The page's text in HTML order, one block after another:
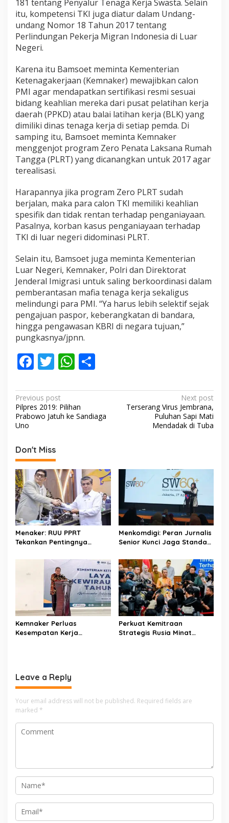
181 tentang Penyalur Tenaga Kerja Swasta. Selain
itu, kompetensi TKI juga diatur dalam Undang-
undang Nomor 18 Tahun 2017 tentang
Perlindungan Pekerja Migran Indonesia di Luar
Negeri.
Karena itu Bamsoet meminta Kementerian
Ketenagakerjaan (Kemnaker) mewajibkan calon
PMI agar mendapatkan sertifikasi resmi sesuai
bidang keahlian mereka dari pusat pelatihan kerja
daerah (PPKD) atau balai latihan kerja (BLK) yang
dimiliki dinas tenaga kerja di setiap pemda. Di
samping itu, Bamsoet meminta Kemnaker
menggenjot program Zero Penata Laksana Rumah
Tangga (PLRT) yang dicanangkan untuk 2017 agar
terealisasi.
Harapannya jika program Zero PLRT sudah
berjalan, maka para calon TKI memiliki keahlian
spesifik dan tidak rentan terhadap penganiayaan.
Pasalnya, korban kasus penganiayaan terhadap
TKI di luar negeri didominasi PLRT.
Selain itu, Bamsoet juga meminta Kementerian
Luar Negeri, Kemnaker, Polri dan Direktorat
Jenderal Imigrasi untuk saling berkoordinasi dalam
pemberantasan mafia tenaga kerja sekaligus
melindungi para PMI. “Ya harus lebih selektif sejak
pengajuan paspor, keberangkatan di bandara,
hingga pengawasan KBRI di negara tujuan,”
pungkasnya/jpnn.
F
e
b
o
k
T
itt
er
W
at
s
ar
e
P
o
s
t
n
a
v
i
g
a
t
i
Previous post
Pilpres 2019: Pilihan
Prabowo Jatuh ke Sandiaga
Uno
Next post
Terserang Virus Jembrana,
Puluhan Sapi Mati
Mendadak di Tuba
Don't Miss
Menaker: RUU PPRT
Tekankan Pentingnya
Tangga
Menkomdigi: Peran Jurnalis
Senior Kunci Jaga Standar
Berkualitas
Kemnaker Perluas
Kesempatan Kerja
Perkuat Kemitraan
Strategis Rusia Minat
Leave a Reply
Your email address will not be published. Required fields are
marked *